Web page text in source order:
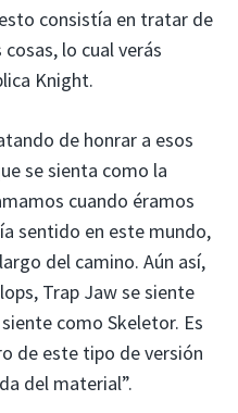
consistía en tratar de
lo cual verás
Knight.
de honrar a esos
se sienta como la
cuando éramos
sentido en este mundo,
del camino. Aún así,
Trap Jaw se siente
como Skeletor. Es
de este tipo de versión
del material”.